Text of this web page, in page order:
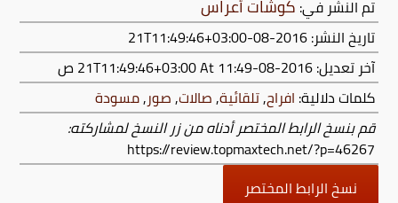
تم النشر في: كوشات أعراس
تاريخ النشر: 2016-08-21T11:49:46+03:00
آخر تعديل:2016-08-21T11:49:46+03:00
At 11:49 ص
كلمات دلالية: افراح,تلقائية,صالات,صور,مسودة
قم بنسخ الرابط المختصر أدناه من زر النسخ لمشاركته:
https://review.topmaxtech.net/?p=46267
نسخ الرابط المختصر